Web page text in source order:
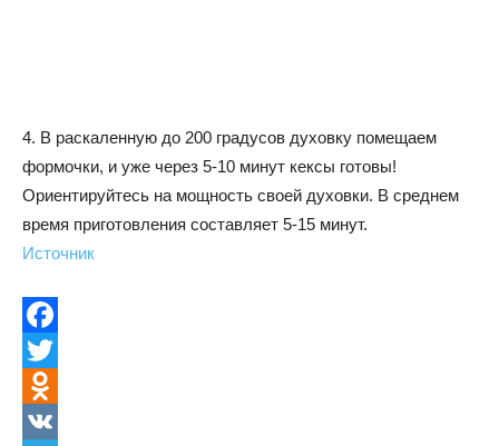
4. В раскаленную до 200 градусов духовку помещаем
формочки, и уже через 5-10 минут кексы готовы!
Ориентируйтесь на мощность своей духовки. В среднем
время приготовления составляет 5-15 минут.
Источник
Facebook
Twitter
Odnoklassniki